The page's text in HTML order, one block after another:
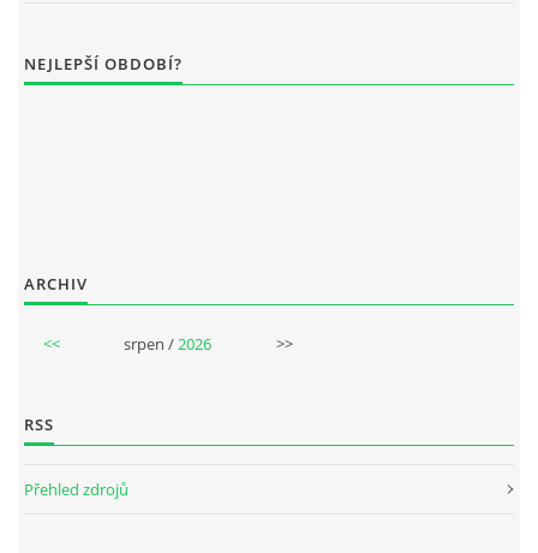
NEJLEPŠÍ OBDOBÍ?
ARCHIV
<< srpen /2026 >>
RSS
Přehled zdrojů